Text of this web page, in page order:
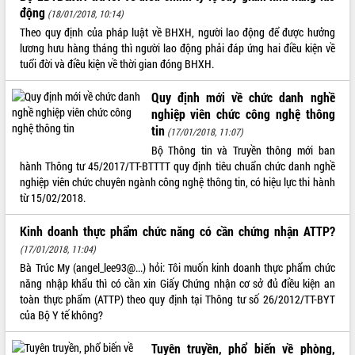
VIDEO
Không có file video nào để phát.
ALBUM ẢNH
LIÊN KẾT WEB
THỐNG KÊ TRUY CẬP
Hôm nay: 4987
động (18/01/2018, 10:14)
Theo quy định của pháp luật về BHXH, người lao động để được hưởng
lương hưu hàng tháng thì người lao động phải đáp ứng hai điều kiện về
tuổi đời và điều kiện về thời gian đóng BHXH.
Quy định mới về chức danh nghề
nghiệp viên chức công nghệ thông
tin (17/01/2018, 11:07)
Bộ Thông tin và Truyền thông mới ban
hành Thông tư 45/2017/TT-BTTTT quy định tiêu chuẩn chức danh nghề
nghiệp viên chức chuyên ngành công nghệ thông tin, có hiệu lực thi hành
từ 15/02/2018.
Kinh doanh thực phẩm chức năng có cần chứng nhận ATTP?
(17/01/2018, 11:04)
Bà Trúc My (angel_lee93@...) hỏi: Tôi muốn kinh doanh thực phẩm chức
năng nhập khẩu thì có cần xin Giấy Chứng nhận cơ sở đủ điều kiện an
toàn thực phẩm (ATTP) theo quy định tại Thông tư số 26/2012/TT-BYT
của Bộ Y tế không?
Tuyên truyền, phổ biến về phòng,